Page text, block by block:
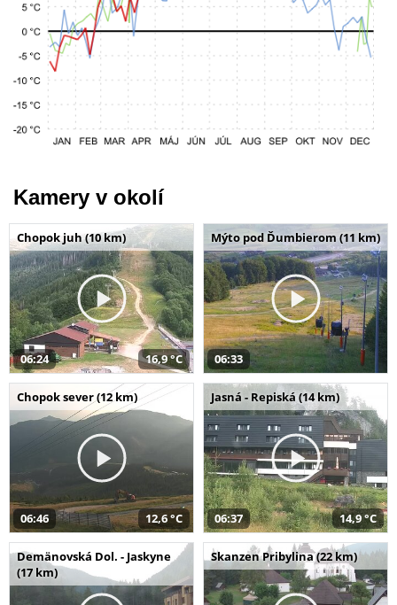
Kamery v okolí
Chopok juh (10 km)
06:24 16,9 °C
Mýto pod Ďumbierom (11 km)
06:33
Chopok sever (12 km)
06:46 12,6 °C
Jasná - Repiská (14 km)
06:37 14,9 °C
Demänovská Dol. - Jaskyne
(17 km)
Skanzen Pribylina (22 km)